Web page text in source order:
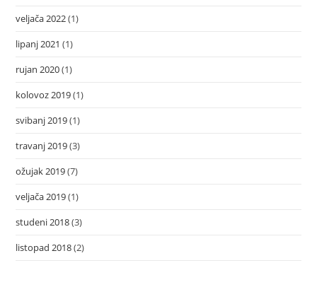
veljača 2022(1)
lipanj 2021 (1)
rujan 2020(1)
kolovoz 2019(1)
svibanj 2019(1)
travanj 2019(3)
ožujak 2019(7)
veljača 2019(1)
studeni 2018(3)
listopad 2018(2)